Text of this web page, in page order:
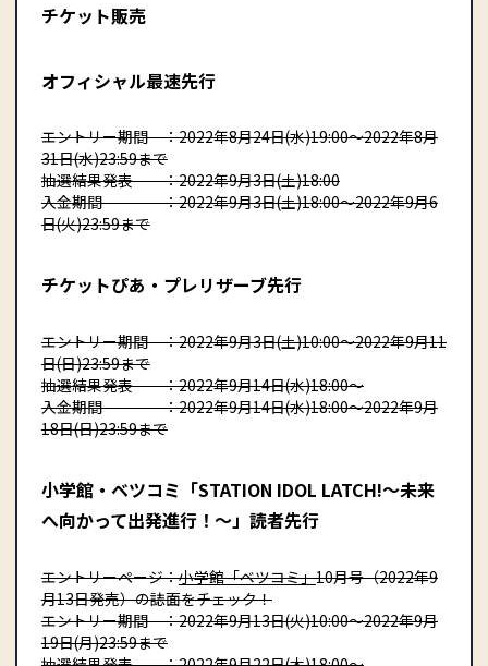
チケット販売
オフィシャル最速先行
エントリー期間 ：2022年8月24日(水)19:00〜2022年8月
31日(水)23:59まで
抽選結果発表 ：2022年9月3日(土)18:00
入金期間 ：2022年9月3日(土)18:00〜2022年9月6
日(火)23:59まで
チケットぴあ・プレリザーブ先行
エントリー期間 ：2022年9月3日(土)10:00〜2022年9月11
日(日)23:59まで
抽選結果発表 ：2022年9月14日(水)18:00〜
入金期間 ：2022年9月14日(水)18:00〜2022年9月
18日(日)23:59まで
小学館・ベツコミ「STATION IDOL LATCH!～未来
へ向かって出発進行！～」読者先行
エントリーページ：小学館「ベツコミ」10月号（2022年9
月13日発売）の誌面をチェック！
エントリー期間 ：2022年9月13日(火)10:00〜2022年9月
19日(月)23:59まで